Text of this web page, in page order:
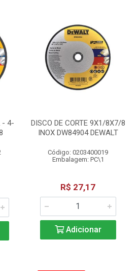
- 4-
DISCO DE CORTE 9X1/8X7/8
INOX DW84904 DEWALT
Código: 0203400019
Embalagem: PC\1
R$ 27,17
Adicionar